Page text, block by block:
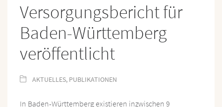
Versorgungsbericht für
Baden-Württemberg
veröffentlicht
AKTUELLES, PUBLIKATIONEN
In Baden-Württemberg existieren inzwischen 9